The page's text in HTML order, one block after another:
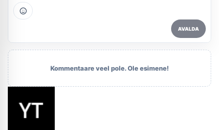
AVALDA
Kommentaare veel pole. Ole esimene!